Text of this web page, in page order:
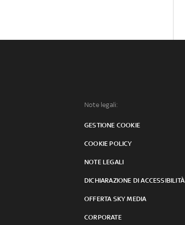
Note legali:
GESTIONE COOKIE
COOKIE POLICY
NOTE LEGALI
DICHIARAZIONE DI ACCESSIBILITÀ
OFFERTA SKY MEDIA
CORPORATE